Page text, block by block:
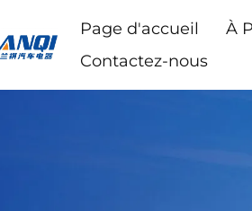
Page d'accueil À
Contactez-nous